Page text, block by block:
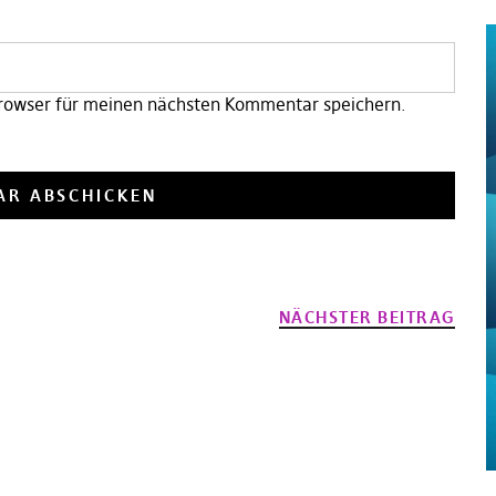
für meinen nächsten Kommentar speichern.
NÄCHSTER BEITRAG